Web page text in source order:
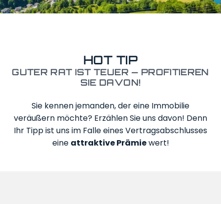
Interessante
DATENSCHUTZ
HOT TIP
GUTER RAT IST TEUER — PROFITIEREN
SIE DAVON!
Sie kennen jemanden, der eine Immobilie
veräußern möchte? Erzählen Sie uns davon! Denn
Ihr Tipp ist uns im Falle eines Vertragsabschlusses
eine attraktive Prämiewert!